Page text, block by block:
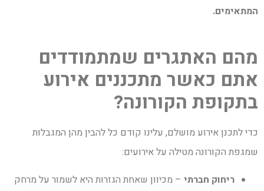
המתאימים.
מהם האתגרים שמתמודדים
אתם כאשר מתכננים אירוע
בתקופת הקורונה?
כדי לתכנן אירוע מושלם, עלינו קודם כל להבין מהן המגבלות
שמגפת הקורונה מטילה על אירועים:
ריחוק חברתי – מכיוון שאחת הגזרות היא לשמור על מרחק